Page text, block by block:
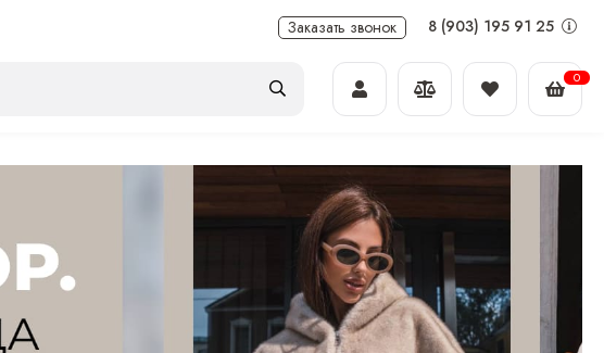
Заказать звонок 8 (903) 195 91 25
0